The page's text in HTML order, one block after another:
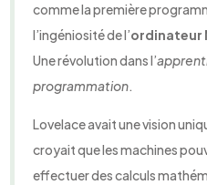
comme la première
l’ingéniosité de l’ordinateur
Une révolution dans l’
programmation.
Lovelace avait une vision
croyait que les machines
effectuer des calculs